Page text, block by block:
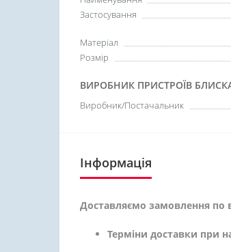
Застосування
Матеріал
Розмір
ВИРОБНИК ПРИСТРОЇВ
Виробник/Постачальник
Інформація
Доставляємо замовлення по
Терміни доставки при